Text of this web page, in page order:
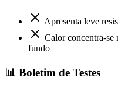
Apresenta leve
Calor concentra-se
fundo
📊 Boletim de Testes